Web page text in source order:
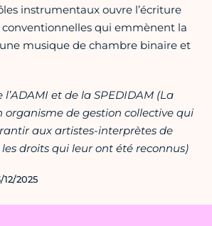
instrumentaux ouvre l’écriture
conventionnelles qui emmènent la
musique de chambre binaire et
et de la SPEDIDAM (La
organisme de gestion collective qui
aux artistes-interprètes de
droits qui leur ont été reconnus)
2025